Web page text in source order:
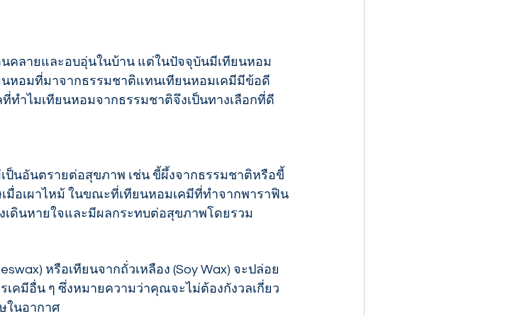
คลายและอบอุ่นในบ้าน แต่ในปัจจุบันมีเทียนหอม
นหอมที่มาจากธรรมชาติแทนเทียนหอมเคมีมีข้อดี
ทำไมเทียนหอมจากธรรมชาติจึงเป็นทางเลือกที่ดี
นอันตรายต่อสุขภาพ เช่น ขี้ผึ้งจากธรรมชาติหรือขี้
มื่อเผาไหม้ ในขณะที่เทียนหอมเคมีที่ทำจากพาราฟิน
ดินหายใจและมีผลกระทบต่อสุขภาพโดยรวม
หรือเทียนจากถั่วเหลือง (Soy Wax) จะปล่อย
คมีอื่น ๆ ซึ่งหมายความว่าคุณจะไม่ต้องกังวลเกี่ยว
ในอากาศ